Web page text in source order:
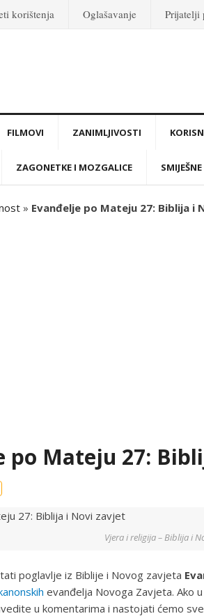
korištenja Oglašavanje Prijatelji
FILMOVI ZANIMLJIVOSTI
ZAGONETKE I MOZGALICE
» Evanđelje po Mateju 27: Biblija i
po Mateju 27:
Vjera i religija – Biblija i
poglavlje iz Biblije i Novog zavjeta
evanđelja Novoga Zavjeta. Ako
u komentarima i nastojati ćemo